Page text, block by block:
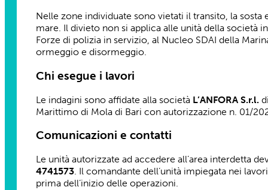
Nelle zone individuate sono vietati il transito, la sosta
mare. Il divieto non si applica alle unità della
Forze di polizia in servizio, al Nucleo SDAI della
ormeggio e disormeggio.
Chi esegue i lavori
Le indagini sono affidate alla società L’ANFORA S.r.l.
Marittimo di Mola di Bari con autorizzazione n. 01/
Comunicazioni e contatti
Le unità autorizzate ad accedere all’area interdetta
4741573. Il comandante dell’unità impiegata nei
prima dell’inizio delle operazioni.